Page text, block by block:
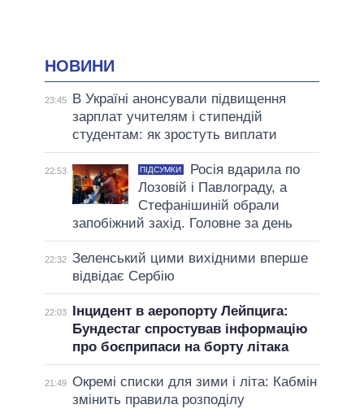
НОВИНИ
23:45
В Україні анонсували підвищення
зарплат учителям і стипендій
студентам: як зростуть виплати
22:53 ПІДСУМКИ
Росія вдарила по
Лозовій і Павлограду, а
Стефанішиній обрали
запобіжний захід. Головне за день
22:32 Зеленський цими вихідними вперше
відвідає Сербію
22:03
Інцидент в аеропорту Лейпцига:
Бундестаг спростував інформацію
про боєприпаси на борту літака
21:49 Окремі списки для зими і літа: Кабмін
змінить правила розподілу